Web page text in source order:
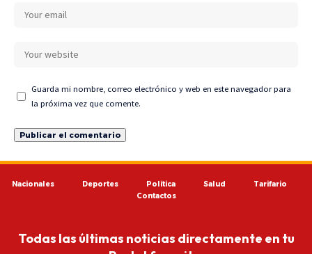
Guarda mi nombre, correo electrónico y web en este navegador para
la próxima vez que comente.
Nacionales Deportes Política Salud
Tarifario
Contactos
Todas las últimas noticias directamente en tu